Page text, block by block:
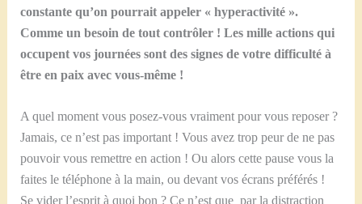
constante qu’on pourrait appeler « hyperactivité ».
Comme un besoin de tout contrôler ! Les mille actions qui
occupent vos journées sont des signes de votre difficulté à
être en paix avec vous-même !
A quel moment vous posez-vous vraiment pour vous reposer ?
Jamais, ce n’est pas important ! Vous avez trop peur de ne pas
pouvoir vous remettre en action ! Ou alors cette pause vous la
faites le téléphone à la main, ou devant vos écrans préférés !
Se vider l’esprit à quoi bon ? Ce n’est que par la distraction